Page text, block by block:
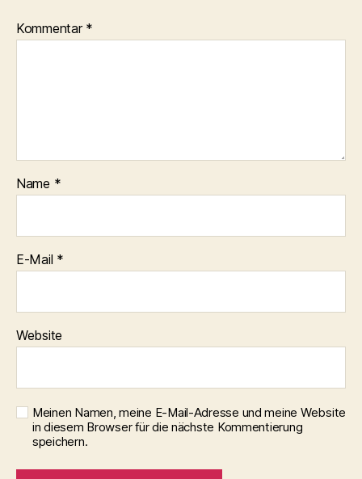
Kommentar *
Name *
E-Mail *
Website
Meinen Namen, meine E-Mail-Adresse und meine Website
in diesem Browser für die nächste Kommentierung
speichern.